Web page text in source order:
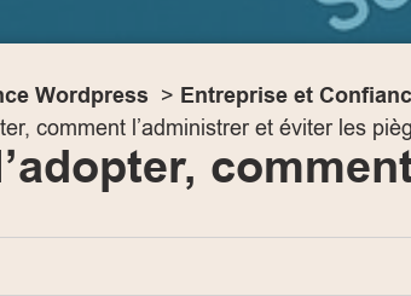
Wordpress Entreprise et
comment l’administrer et éviter les